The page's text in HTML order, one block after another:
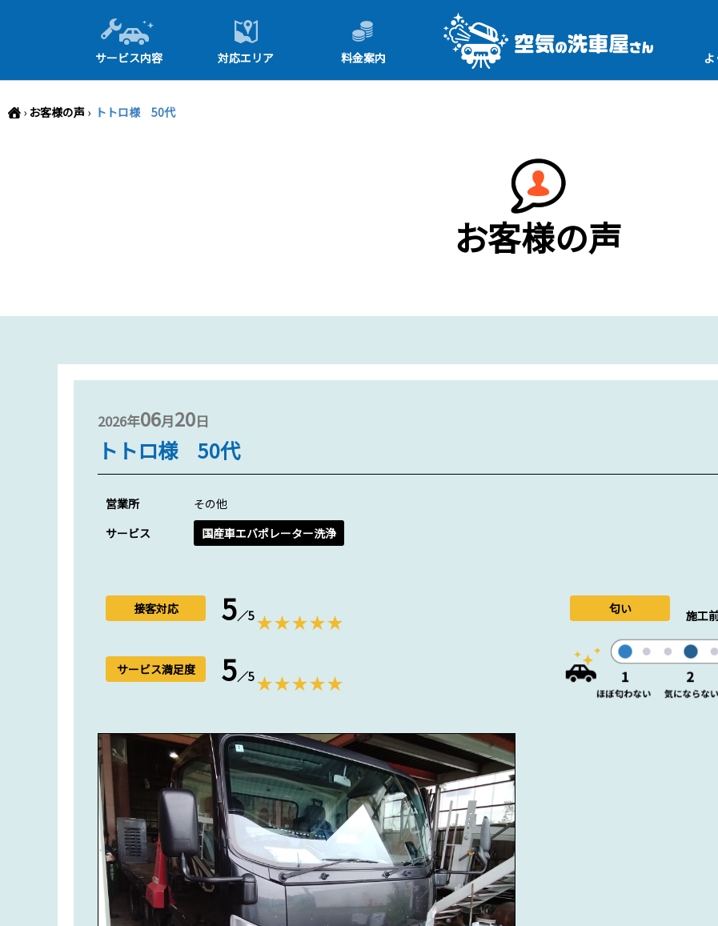
サービス内容 対応エリア 料金案内
› お客様の声 › トトロ様 50代
お客様の声
2026年06月20日
トトロ様 50代
営業所
その他
サービス
国産車エバポレーター洗浄
接客対応 5／5
サービス満足度 5／5
匂い 施工